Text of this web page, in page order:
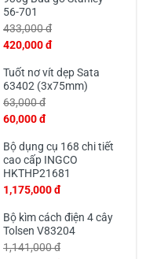
56-701
433,000 đ
420,000 đ
Tuốt nơ vít dẹp Sata
63402 (3x75mm)
63,000 đ
60,000 đ
Bộ dụng cụ 168 chi tiết
cao cấp INGCO
HKTHP21681
1,175,000 đ
Bộ kìm cách điện 4 cây
Tolsen V83204
1,141,000 đ